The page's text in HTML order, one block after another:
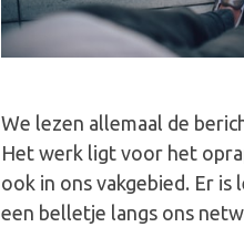
We lezen allemaal de
Het werk ligt voor het
ook in ons vakgebied. Er
een belletje langs ons